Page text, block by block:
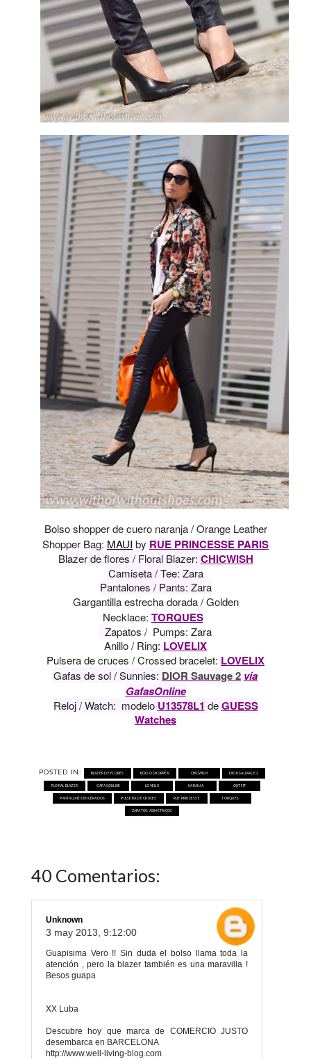
Bolso shopper de cuero naranja / Orange Leather
Shopper Bag: MAUI by RUE PRINCESSE PARIS
Blazer de flores / Floral Blazer: CHICWISH
Camiseta / Tee: Zara
Pantalones / Pants: Zara
Gargantilla estrecha dorada / Golden
Necklace: TORQUES
Zapatos / Pumps: Zara
Anillo / Ring: LOVELIX
Pulsera de cruces / Crossed bracelet: LOVELIX
Gafas de sol / Sunnies: DIOR Sauvage 2 vía
GafasOnline
Reloj / Watch: modelo U13578L1 de GUESS
Watches
POSTED IN: BLAZER DE FLORES BOLSO SHOPPER CHICWISH DIOR SAUVAGE 2
FLORAL BLAZER GAFASONLINE LOVELIX NARANJA OUTFIT
PANTALONES ENCERADOS PULSERA DE CRUCES RUE PRINCESSE TORQUES
ZAPATOS ASIMÉTRICOS
40 Comentarios:
Unknown
3 may 2013, 9:12:00
Guapisima Vero !! Sin duda el bolso llama toda la
atención , pero la blazer también es una maravilla !
Besos guapa
XX Luba
Descubre hoy que marca de COMERCIO JUSTO
desembarca en BARCELONA
http://www.well-living-blog.com